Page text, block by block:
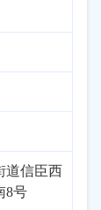
道信臣西
8号